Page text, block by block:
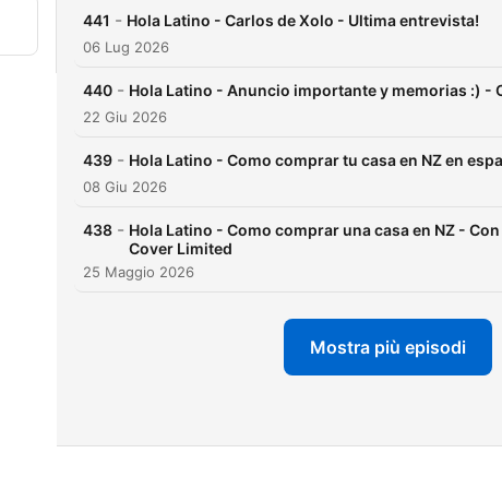
441 - Hola Latino - Carlos de Xolo - Ultima entrevista!
06 Lug 2026
440 - Hola Latino - Anuncio importante y memorias :) -
22 Giu 2026
439 - Hola Latino - Como comprar tu casa en NZ en
08 Giu 2026
438 - Hola Latino - Como comprar una casa en NZ -
Cover Limited
25 Maggio 2026
Mostra più episodi